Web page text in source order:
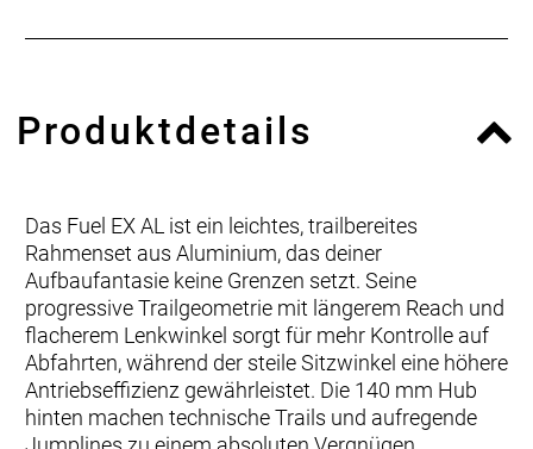
Produktdetails
Das Fuel EX AL ist ein leichtes, trailbereites
Rahmenset aus Aluminium, das deiner
Aufbaufantasie keine Grenzen setzt. Seine
progressive Trailgeometrie mit längerem Reach und
flacherem Lenkwinkel sorgt für mehr Kontrolle auf
Abfahrten, während der steile Sitzwinkel eine höhere
Antriebseffizienz gewährleistet. Die 140 mm Hub
hinten machen technische Trails und aufregende